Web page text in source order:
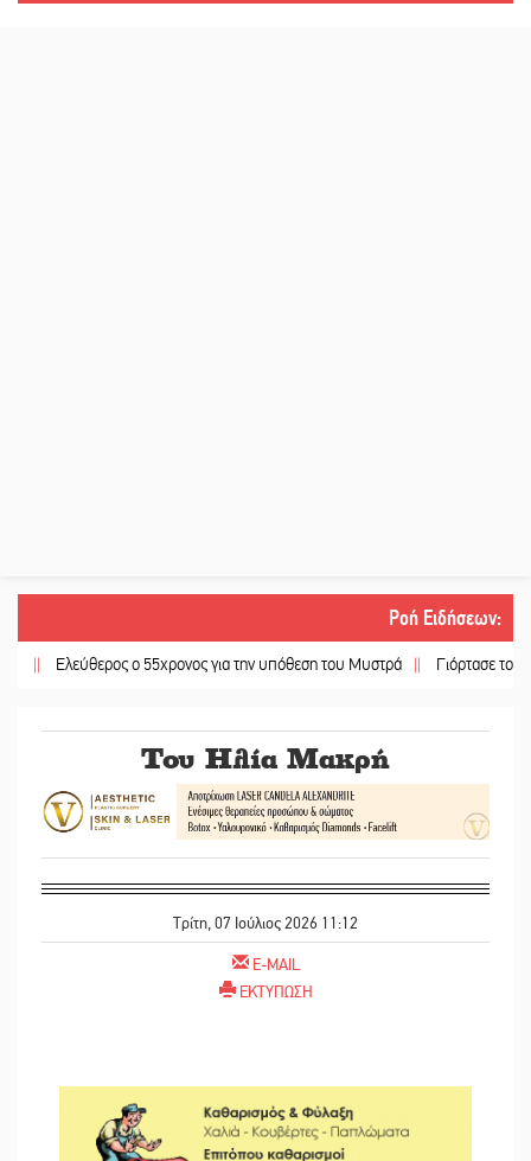
Ροή Ειδήσεων:
Ελεύθερος ο 55χρονος για την υπόθεση του Μυστρά || Γιόρτασε το
Του Ηλία Μακρή
Τρίτη, 07 Ιούλιος 2026 11:12
E-MAIL
ΕΚΤΥΠΩΣΗ